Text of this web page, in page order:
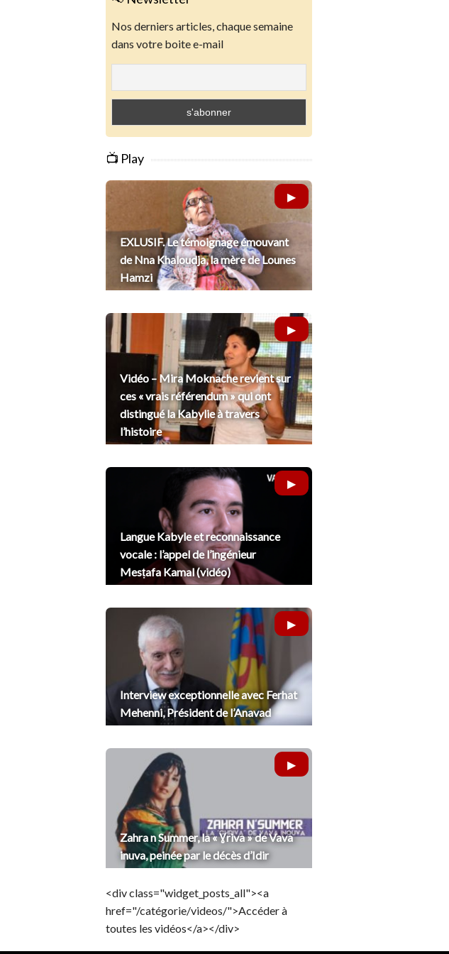
Nos derniers articles, chaque semaine
dans votre boite e-mail
📺 Play
EXLUSIF. Le témoignage émouvant
de Nna Khaloudja, la mère de Lounes
Hamzi
Vidéo – Mira Moknache revient sur
ces « vrais référendum » qui ont
distingué la Kabylie à travers
l’histoire
Langue Kabyle et reconnaissance
vocale : l’appel de l’ingénieur
Mesṭafa Kamal (vidéo)
Interview exceptionnelle avec Ferhat
Mehenni, Président de l’Anavad
Zahra n Summer, la « Ɣriva » de Vava
inuva, peinée par le décès d’Idir
<div class="widget_posts_all"><a
href="/catégorie/videos/">Accéder à
toutes les vidéos</a></div>